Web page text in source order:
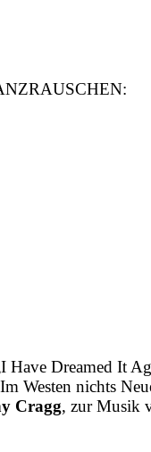
Dreamed It
Westen nichts
Cragg, zur Musik